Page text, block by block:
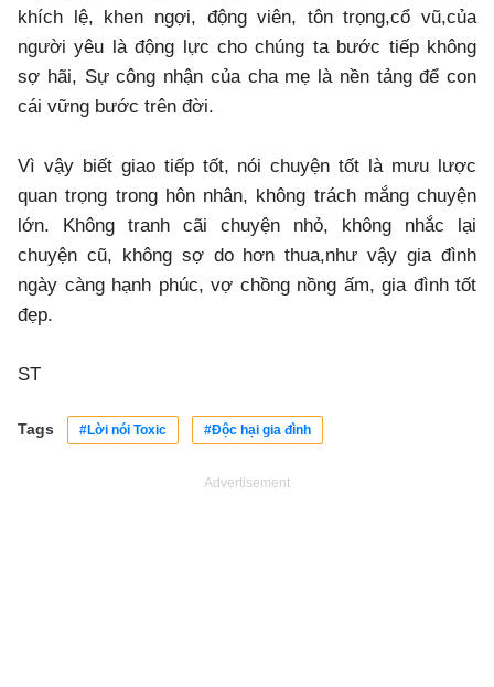
khích lệ, khen ngợi, động viên, tôn trọng,cổ vũ,của
người yêu là động lực cho chúng ta bước tiếp không
sợ hãi, Sự công nhận của cha mẹ là nền tảng để con
cái vững bước trên đời.
Vì vậy biết giao tiếp tốt, nói chuyện tốt là mưu lược
quan trọng trong hôn nhân, không trách mắng chuyện
lớn. Không tranh cãi chuyện nhỏ, không nhắc lại
chuyện cũ, không sợ do hơn thua,như vậy gia đình
ngày càng hạnh phúc, vợ chồng nồng ấm, gia đình tốt
đẹp.
ST
Tags #Lời nói Toxic #Độc hại gia đình
Advertisement